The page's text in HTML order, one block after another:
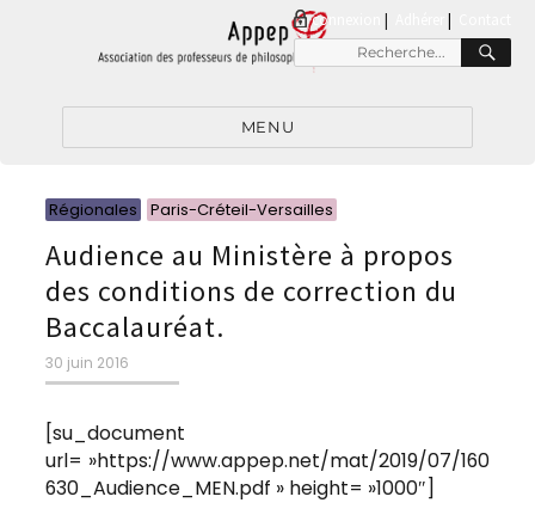
connexion |
Recherche
pour
MENU
Régionales Paris-Créteil-Versailles
Audience au Ministère à propos
des conditions de correction du
Baccalauréat.
Publié
le
30 juin 2016
[su_document
url= »https://www.appep.net/mat/2019/07/160
630_Audience_MEN.pdf » height= »1000″]